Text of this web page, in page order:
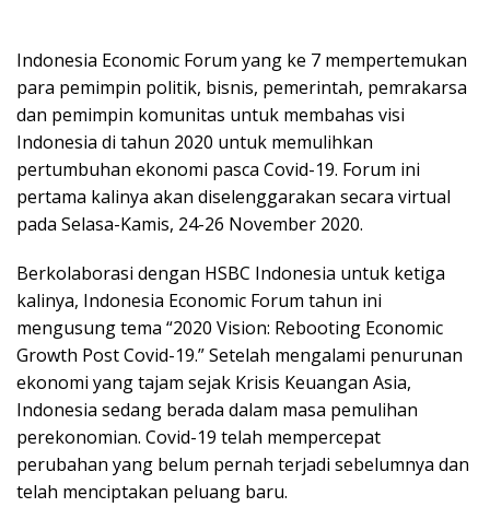
Indonesia Economic Forum yang ke 7 mempertemukan
para pemimpin politik, bisnis, pemerintah, pemrakarsa
dan pemimpin komunitas untuk membahas visi
Indonesia di tahun 2020 untuk memulihkan
pertumbuhan ekonomi pasca Covid-19. Forum ini
pertama kalinya akan diselenggarakan secara virtual
pada Selasa-Kamis, 24-26 November 2020.
Berkolaborasi dengan HSBC Indonesia untuk ketiga
kalinya, Indonesia Economic Forum tahun ini
mengusung tema “2020 Vision: Rebooting Economic
Growth Post Covid-19.” Setelah mengalami penurunan
ekonomi yang tajam sejak Krisis Keuangan Asia,
Indonesia sedang berada dalam masa pemulihan
perekonomian. Covid-19 telah mempercepat
perubahan yang belum pernah terjadi sebelumnya dan
telah menciptakan peluang baru.